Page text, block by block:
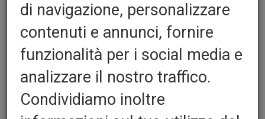
di navigazione, personalizzare
contenuti e annunci, fornire
funzionalità per i social media e
analizzare il nostro traffico.
Condividiamo inoltre